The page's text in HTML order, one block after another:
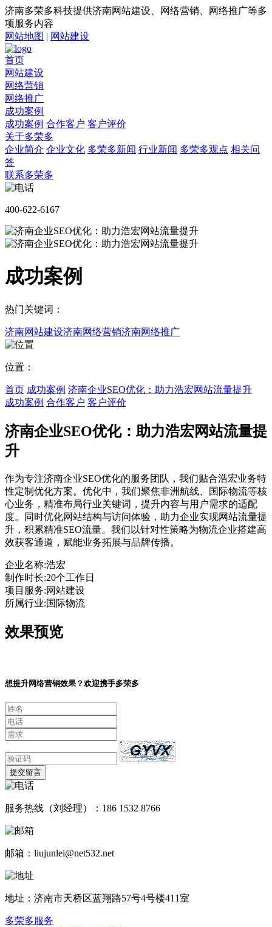
济南多荣多科技提供济南网站建设、网络营销、网络推广等多
项服务内容
网站地图 | 网站建设
首页
网站建设
网络营销
网络推广
成功案例
成功案例 合作客户 客户评价
关于多荣多
企业简介 企业文化 多荣多新闻 行业新闻 多荣多观点 相关问
答
联系多荣多
400-622-6167
成功案例
热门关键词：
济南网站建设济南网络营销济南网络推广
位置：
首页 成功案例 济南企业SEO优化：助力浩宏网站流量提升
成功案例 合作客户 客户评价
济南企业SEO优化：助力浩宏网站流量提
升
作为专注济南企业SEO优化的服务团队，我们贴合浩宏业务特
性定制优化方案。优化中，我们聚焦非洲航线、国际物流等核
心业务，精准布局行业关键词，提升内容与用户需求的适配
度。同时优化网站结构与访问体验，助力企业实现网站流量提
升，积累精准SEO流量。我们以针对性策略为物流企业搭建高
效获客通道，赋能业务拓展与品牌传播。
企业名称:浩宏
制作时长:20个工作日
项目服务:网站建设
所属行业:国际物流
效果预览
想提升网络营销效果？欢迎携手多荣多
提交留言
服务热线（刘经理）：186 1532 8766
邮箱：liujunlei@net532.net
地址：济南市天桥区蓝翔路57号4号楼411室
多荣多服务